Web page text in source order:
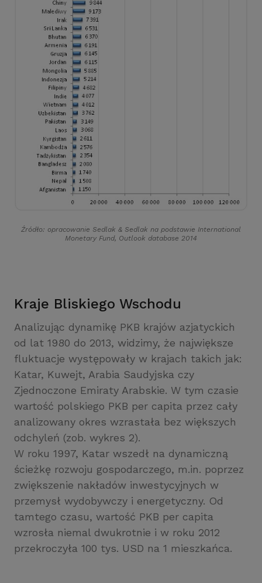
Źródło: opracowanie Sedlak & Sedlak na podstawie International
Monetary Fund, Outlook database 2014
Kraje Bliskiego Wschodu
Analizując dynamikę PKB krajów azjatyckich
od lat 1980 do 2013, widzimy, że największe
fluktuacje występowały w krajach takich jak:
Katar, Kuwejt, Arabia Saudyjska czy
Zjednoczone Emiraty Arabskie. W tym czasie
wartość polskiego PKB per capita przez cały
analizowany okres wzrastała bez większych
odchyleń (zob. wykres 2).
W roku 1997, Katar wszedł na dynamiczną
ścieżkę rozwoju gospodarczego, m.in. poprzez
zwiększenie nakładów inwestycyjnych w
przemysł wydobywczy i energetyczny. Od
tamtego czasu, wartość PKB per capita
wzrosła niemal dwukrotnie i w roku 2012
przekroczyła 100 tys. USD na 1 mieszkańca.